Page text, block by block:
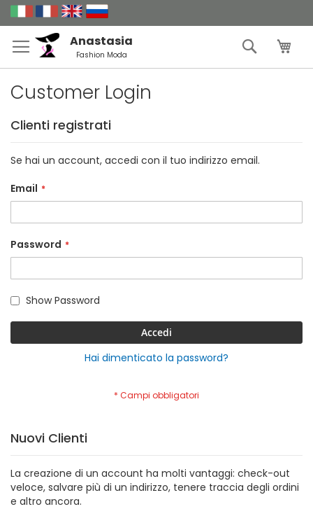
Salta
al
contenuto
Anastasia
Fashion Moda
Search
Customer Login
Clienti registrati
Se hai un account, accedi con il tuo indirizzo email.
Email
Password
Show Password
Accedi
Hai dimenticato la password?
Nuovi Clienti
La creazione di un account ha molti vantaggi: check-out
veloce, salvare più di un indirizzo, tenere traccia degli ordini
e altro ancora.